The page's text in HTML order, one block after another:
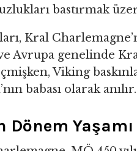
bastırmak
Kral
Avrupa genelinde
Viking
babası olarak anılır.
Dönem